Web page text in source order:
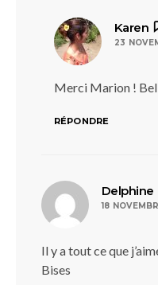
Karen
23
Merci Marion !
RÉPONDRE
Delphine
18
Il y a tout ce que
Bises